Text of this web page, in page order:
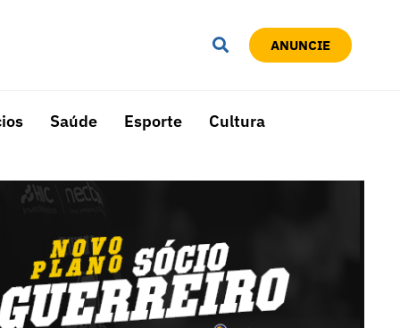
ANUNCIE
Saúde Esporte Cultura